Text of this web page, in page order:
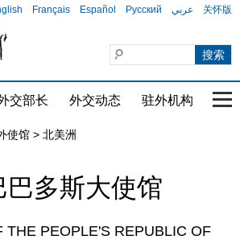
Français Español Русский عربي 关怀版
交部长 外交动态 驻外机构 国
使馆 > 北美洲
巴多斯大使馆
THE PEOPLE'S REPUBLIC OF